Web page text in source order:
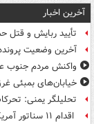
آخرین اخبار
تأیید ربایش و قتل
آخرین وضعیت
واکنش مردم جنوب
خیابان‌های بمبئی
تحلیلگر یمنی:
اقدام ۱۱ سناتور آمریکایی برای توقف جنگ علیه ایران